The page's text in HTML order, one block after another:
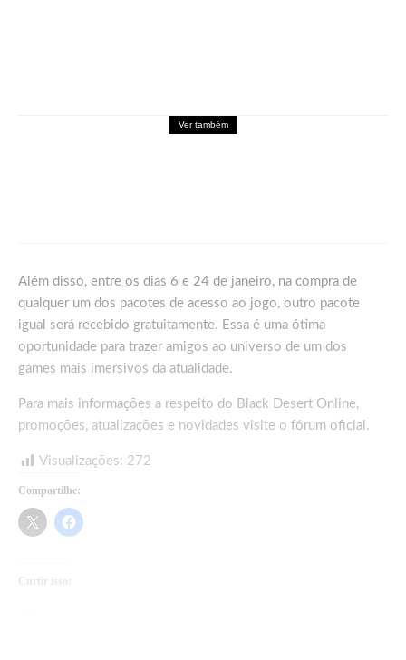
Ver também
Além disso, entre os dias 6 e 24 de janeiro, na compra de
qualquer um dos pacotes de acesso ao jogo, outro pacote
igual será recebido gratuitamente. Essa é uma ótima
oportunidade para trazer amigos ao universo de um dos
games mais imersivos da atualidade.
Para mais informações a respeito do Black Desert Online,
promoções, atualizações e novidades visite o fórum oficial .
Visualizações: 272
Compartilhe:
Curtir isso: